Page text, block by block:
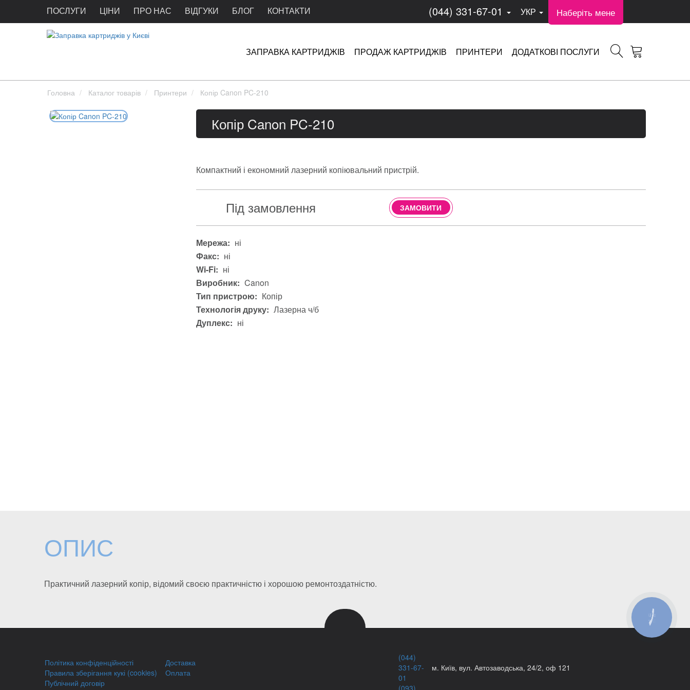
ПОСЛУГИ ЦІНИ ПРО НАС ВІДГУКИ БЛОГ КОНТАКТИ (044) 331-67-01 УКР Наберіть мене
ЗАПРАВКА КАРТРИДЖІВ ПРОДАЖ КАРТРИДЖІВ ПРИНТЕРИ ДОДАТКОВІ ПОСЛУГИ
Головна Каталог товарів Принтери Копір Canon PC-210
Копір Canon PC-210
Компактний і економний лазерний копіювальний пристрій.
Під замовлення ЗАМОВИТИ
Мережа: ні
Факс: ні
Wi-Fi: ні
Виробник: Canon
Тип пристрою: Копір
Технологія друку: Лазерна ч/б
Дуплекс: ні
ОПИС
Практичний лазерний копір, відомий своєю практичністю і хорошою ремонтоздатністю.
Політика конфіденційності
Правила зберігання кукі (cookies)
Публічний договір
Доставка
Оплата
(044)
331-67-
01
м. Київ, вул. Автозаводська, 24/2, оф 121
(093)
КНОПКА
ЗВ'ЯЗКУ